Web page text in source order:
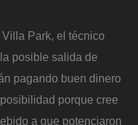
Park, el técnico
posible salida de
pagando buen dinero
porque cree
a que potenciaron